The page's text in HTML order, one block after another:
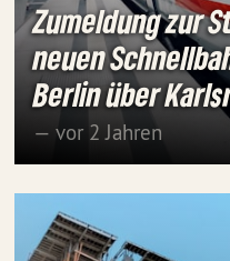
Zumeldung zur
neuen
Berlin über
— vor 2 Jahren